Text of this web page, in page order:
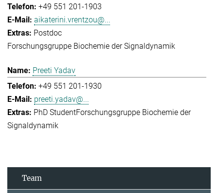
+49 551 201-1903
aikaterini.vrentzou@...
Postdoc
Forschungsgruppe Biochemie der Signaldynamik
Preeti Yadav
+49 551 201-1930
preeti.yadav@...
PhD StudentForschungsgruppe Biochemie der
Signaldynamik
Team